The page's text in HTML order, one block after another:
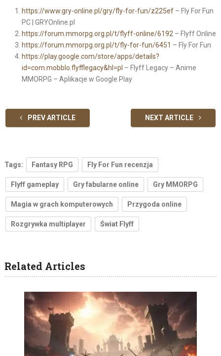
https://www.gry-online.pl/gry/fly-for-fun/z225ef– Fly For Fun
PC | GRYOnline.pl
https://forum.mmorpg.org.pl/t/flyff-online/6192 – Flyff Online
https://forum.mmorpg.org.pl/t/fly-for-fun/6451 – Fly For Fun
https://play.google.com/store/apps/details?
id=com.mobblo.flyfflegacy&hl=pl – Flyff Legacy – Anime
MMORPG – Aplikacje w Google Play
PREV ARTICLE NEXT ARTICLE
Tags: Fantasy RPG Fly For Fun recenzja
Flyff gameplay Gry fabularne online Gry MMORPG
Magia w grach komputerowych Przygoda online
Rozgrywka multiplayer Świat Flyff
Related Articles